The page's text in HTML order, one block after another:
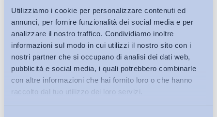
Utilizziamo i cookie per personalizzare contenuti ed
annunci, per fornire funzionalità dei social media e per
analizzare il nostro traffico. Condividiamo inoltre
informazioni sul modo in cui utilizzi il nostro sito con i
nostri partner che si occupano di analisi dei dati web,
pubblicità e social media, i quali potrebbero combinarle
con altre informazioni che hai fornito loro o che hanno
raccolto dal tuo utilizzo dei loro servizi.
Iscriviti alla Newsletter